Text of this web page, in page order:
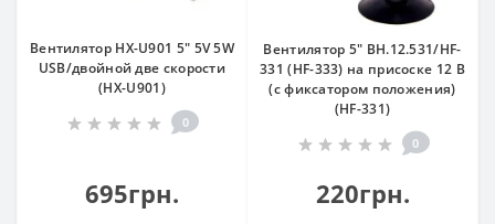
Вентилятор HX-U901 5" 5V 5W
USB/двойной две скорости
(HX-U901)
0
695грн.
Вентилятор 5" ВН.12.531/HF-
331 (HF-333) на присоске 12 В
(с фиксатором положения)
(HF-331)
0
220грн.